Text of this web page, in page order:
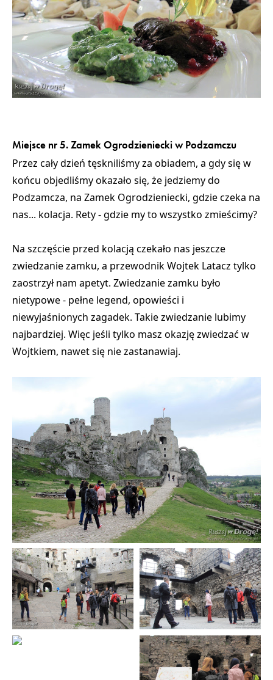
Miejsce nr 5. Zamek Ogrodzieniecki w Podzamczu
Przez cały dzień tęskniliśmy za obiadem, a gdy się w
końcu objedliśmy okazało się, że jedziemy do
Podzamcza, na Zamek Ogrodzieniecki, gdzie czeka na
nas... kolacja. Rety - gdzie my to wszystko zmieścimy?
Na szczęście przed kolacją czekało nas jeszcze
zwiedzanie zamku, a przewodnik Wojtek Latacz tylko
zaostrzył nam apetyt. Zwiedzanie zamku było
nietypowe - pełne legend, opowieści i
niewyjaśnionych zagadek. Takie zwiedzanie lubimy
najbardziej. Więc jeśli tylko masz okazję zwiedzać w
Wojtkiem, nawet się nie zastanawiaj.